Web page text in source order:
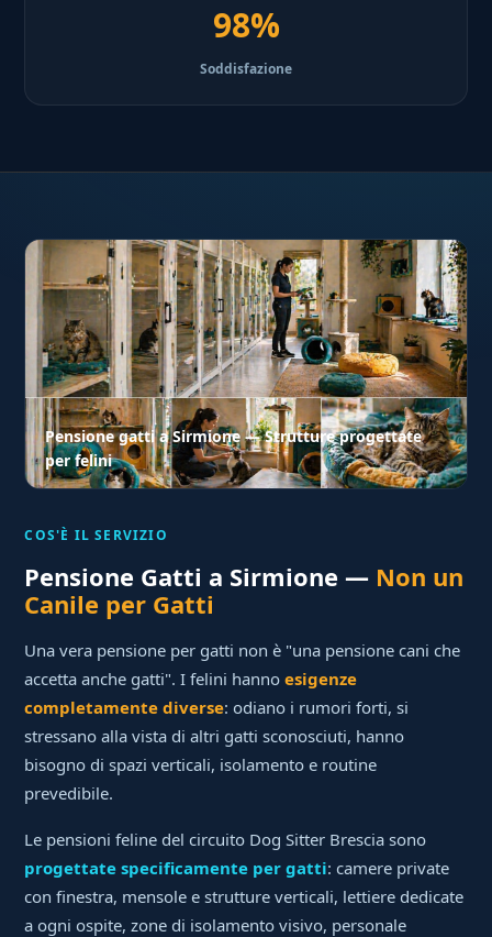
98%
Soddisfazione
Pensione gatti a Sirmione — Strutture progettate
per felini
COS'È IL SERVIZIO
Pensione Gatti a Sirmione — Non un
Canile per Gatti
Una vera pensione per gatti non è "una pensione cani che
accetta anche gatti". I felini hannoesigenze
completamente diverse: odiano i rumori forti, si
stressano alla vista di altri gatti sconosciuti, hanno
bisogno di spazi verticali, isolamento e routine
prevedibile.
Le pensioni feline del circuito Dog Sitter Brescia sono
progettate specificamente per gatti: camere private
con finestra, mensole e strutture verticali, lettiere dedicate
a ogni ospite, zone di isolamento visivo, personale